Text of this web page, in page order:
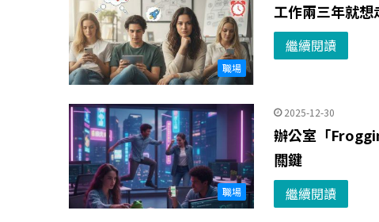
職場
工作兩三年就
繼續閱讀
職場
2025-12-30
辦公室「
關鍵
繼續閱讀